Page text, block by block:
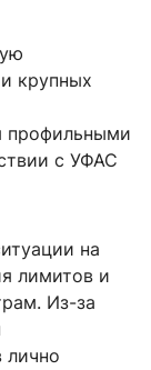
крупных
профильными
с УФАС
на
лимитов и
Из-за
лично